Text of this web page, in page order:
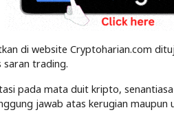
di website Cryptoharian.com
saran trading.
pada mata duit kripto,
jawab atas kerugian maupun